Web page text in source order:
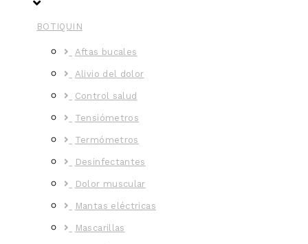
BOTIQUIN
Aftas bucales
Alivio del dolor
Control salud
Tensiómetros
Termómetros
Desinfectantes
Dolor muscular
Mantas eléctricas
Mascarillas